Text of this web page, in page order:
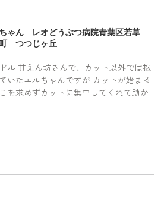
ゃん レオどうぶつ病院青葉区若草
つつじヶ丘
甘えん坊さんで、カット以外では抱
いたエルちゃんですが カットが始まる
を求めずカットに集中してくれて助か